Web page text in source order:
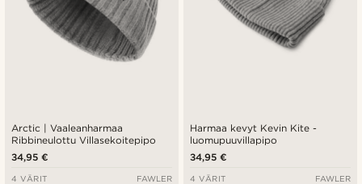
Arctic | Vaaleanharmaa
Ribbineulottu Villasekoitepipo
34,95 €
4 VÄRIT FAWLER
Harmaa kevyt Kevin Kite -
luomupuuvillapipo
34,95 €
4 VÄRIT FAWLER